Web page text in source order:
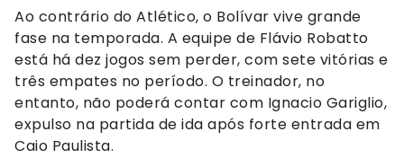
Ao contrário do Atlético, o Bolívar vive grande
fase na temporada. A equipe de Flávio Robatto
está há dez jogos sem perder, com sete vitórias e
três empates no período. O treinador, no
entanto, não poderá contar com Ignacio Gariglio,
expulso na partida de ida após forte entrada em
Caio Paulista.